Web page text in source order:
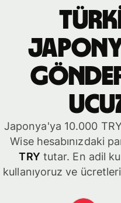
Japonya'ya 10.000
Wise hesabınızdaki
TRY tutar. En adil
kullanıyoruz ve